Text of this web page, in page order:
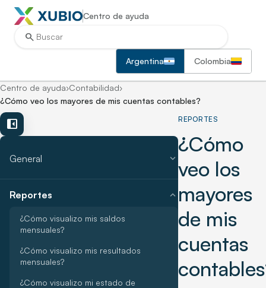
Centro de ayuda
search
Argentina Colombia
Centro de ayuda›Contabilidad›
¿Cómo veo los mayores de mis cuentas contables?
left_panel_close
General expand_more
Reportes expand_more
¿Cómo visualizo mis saldos
mensuales?
¿Cómo visualizo mis resultados
mensuales?
¿Cómo visualizo mi estado de
REPORTES
¿Cómo
veo los
mayores
de mis
cuentas